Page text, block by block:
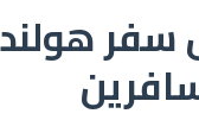
هولندا